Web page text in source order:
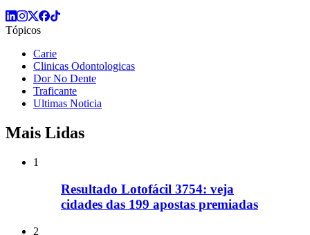
Tópicos
Carie
Clinicas Odontologicas
Dor No Dente
Traficante
Ultimas Noticia
Mais Lidas
1
Resultado Lotofácil 3754: veja
cidades das 199 apostas premiadas
2